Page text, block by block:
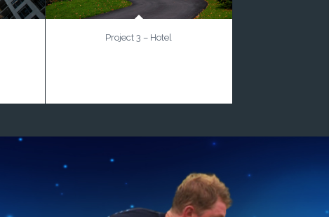
Project 3 – Hotel